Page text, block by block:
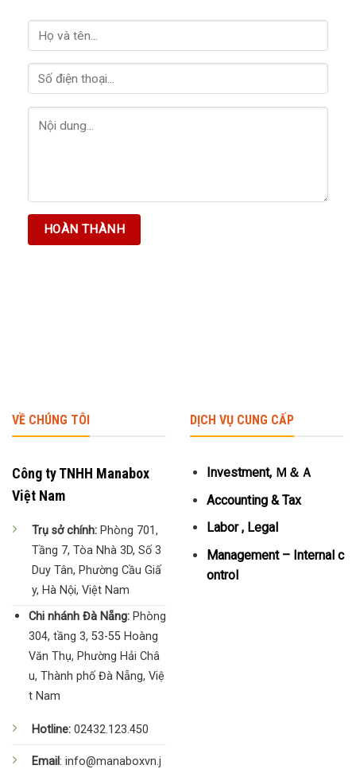
VỀ CHÚNG TÔI
Công ty TNHH Manabox
Việt Nam
Trụ sở chính: Phòng 701,
Tầng 7, Tòa Nhà 3D, Số 3
Duy Tân, Phường Cầu Giấ
y, Hà Nội, Việt Nam
Chi nhánh Đà Nẵng:Phòng
304, tầng 3, 53-55 Hoàng
Văn Thụ, Phường Hải Châ
u, Thành phố Đà Nẵng, Việ
t Nam
Hotline: 02432.123.450
Email: info@manaboxvn.j
DỊCH VỤ CUNG CẤP
Investment, Ｍ＆Ａ
Accounting & Tax
Labor , Legal
Management – Internal c
ontrol